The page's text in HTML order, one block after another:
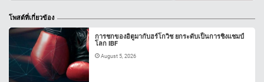
โพสต์ที่เกี่ยวข้อง
การชกของอิตูมากับฮร์โกวิช ยกระดับเป็นการชิงแชมป์
โลก IBF
August 5, 2026